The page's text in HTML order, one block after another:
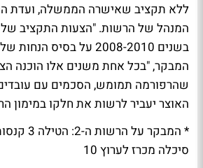
ללא תקציב שאישרה הממשלה, ועדת
המנהל של הרשות. "הצעות התקציב של
בשנים 2008-2010 על
המבקר, "בכל אחת משנים אלו הוכנה
שהרפורמה תמומש, הסכמים עם
האוצר יעביר לרשות את חלקו במימון
סיכלה מכרז לערוץ 10